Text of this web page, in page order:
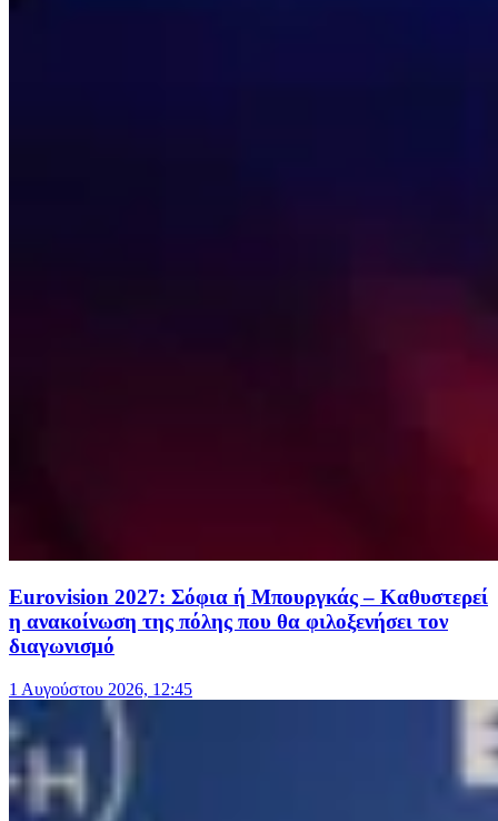
Eurovision 2027: Σόφια ή Μπουργκάς – Καθυστερεί
η ανακοίνωση της πόλης που θα φιλοξενήσει τον
διαγωνισμό
1 Αυγούστου 2026, 12:45